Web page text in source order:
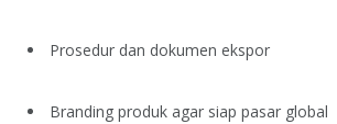
Prosedur dan dokumen ekspor
Branding produk agar siap pasar global